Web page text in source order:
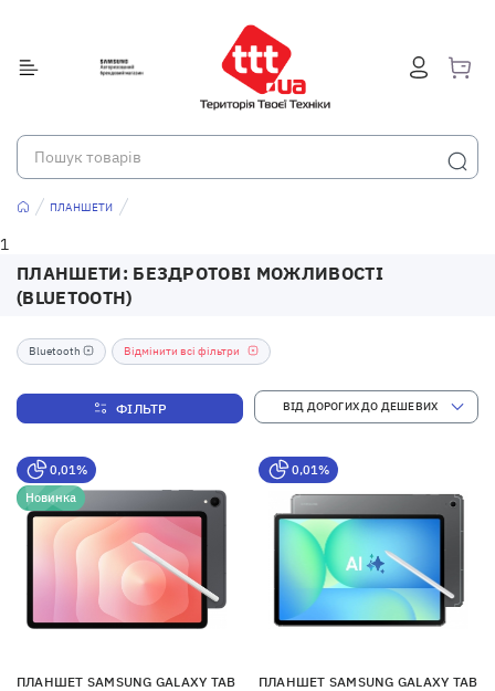
ПЛАНШЕТИ
1
ПЛАНШЕТИ: БЕЗДРОТОВІ МОЖЛИВОСТІ
(BLUETOOTH)
0,01%
Новинка
ПЛАНШЕТ SAMSUNG GALAXY TAB
0,01%
ПЛАНШЕТ SAMSUNG GALAXY TAB
Bluetooth Відмінити всі фільтри
ФІЛЬТР